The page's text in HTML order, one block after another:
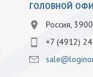
ГОЛОВНОЙ
Россия,
+7 (4912)